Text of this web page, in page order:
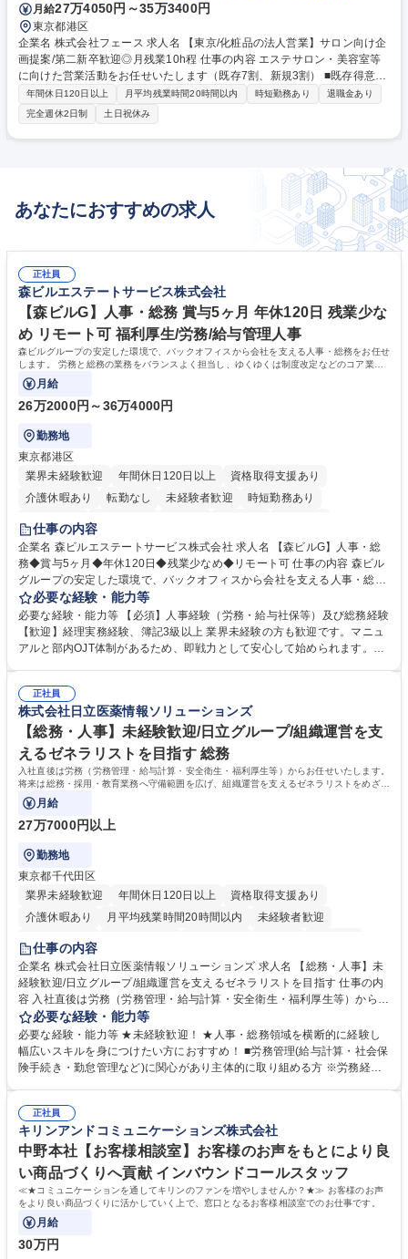
月給27万4050円～35万3400円
東京都港区
企業名 株式会社フェース 求人名 【東京/化粧品の法人営業】サロン向け企
画提案/第二新卒歓迎◎月残業10h程 仕事の内容 エステサロン・美容室等
に向けた営業活動をお任せいたします（既存7割、新規3割） ■既存得意先
の営業/管理：商談、イベント開催、スタッフ教育等の提案 ■新規得意先の
開拓：営業先のリストアップ、DM送付、商談 ＼安定した環境で長く働き
たい方におすすめ／ ■営業未経験からスタート可能：美容業界でのご経験
を武器に、営業という新しいキャリアにチャレンジできます。充実した研
均10時間以内：プライベートの時間も大切にできる環境 ■多くの社員が産
休育休を取得：家庭と両立しながらキャリア形成が可能 募集職種 【東京/
化粧品の法人営業】サロン向け企画提案/第二新卒歓迎◎月残業10h程
年間休日120日以上 月平均残業時間20時間以内 時短勤務あり
退職金あり
完全週休2日制
土日祝休み
あなたにおすすめの求人
正社員
森ビルエステートサービス株式会社
【森ビルG】人事・総務 賞与5ヶ月 年休120日 残業少な
め リモート可 福利厚生/労務/給与管理人事
森ビルグループの安定した環境で、バックオフィスから会社を支える人事・総務をお任せ
します。 労務と総務の業務をバランスよく担当し、ゆくゆくは制度改定などのコア業務
にも挑戦できる、やりがいある環境です。
月給
26万2000円～36万4000円
勤務地
東京都港区
業界未経験歓迎
年間休日120日以上
資格取得支援あり
介護休暇あり
転勤なし 未経験者歓迎
時短勤務あり
経験者歓迎
完全週休2日制
交通費支給 長期歓迎 駅近5分以内 土日祝休み
仕事の内容
企業名 森ビルエステートサービス株式会社 求人名 【森ビルG】人事・総
務◆賞与5ヶ月◆年休120日◆残業少なめ◆リモート可 仕事の内容 森ビル
グループの安定した環境で、バックオフィスから会社を支える人事・総務
をお任せします。 労務と総務の業務をバランスよく担当し、ゆくゆくは制
度改定などのコア業務にも挑戦できる、やりがいある環境です。 ■勤怠管
理、給与計算、社会保険手続き、年末調整等の労務管理全般 ■入退社手続
き、社内規定の改定や人事制度改定などのコア業務 ■社内イベントの企画
でも質問・相談できる環境が整っているため、安心して成長できます。 募
集職種 【森ビルG】人事・総務◆賞与5ヶ月◆年休120日◆残業少なめ◆
リモート可
必要な経験・能力等
必要な経験・能力等 【必須】人事経験（労務・給与社保等）及び総務経験
【歓迎】経理実務経験、簿記3級以上 業界未経験の方も歓迎です。マニュ
アルと部内OJT体制があるため、即戦力として安心して始められます。
務に挑戦できるため、自身の成長と組織への貢献度をダイレクトに実感で
きます。 残業少なめ、週1日リモート可など、ワークライフバランスを保
ち長期活躍できる環境です。 「これまでの幅広い経験を活かし、長期的な
キャリアを築きたい」という前向きな意欲と挑戦を全力で応援します。 学
歴・資格 学歴：大学院 大学 高専 短大 専修学校 高校 語学力： 資格：日商
簿記検定1級 日商簿記検定2級 日商簿記検定3級
正社員
株式会社日立医薬情報ソリューションズ
【総務・人事】未経験歓迎/日立グループ/組織運営を支
えるゼネラリストを目指す 総務
入社直後は労務（労務管理・給与計算・安全衛生・福利厚生等）からお任せいたします。
将来は総務・採用・教育業務へ守備範囲を広げ、組織運営を支えるゼネラリストをめざせ
ます。
月給
27万7000円以上
勤務地
東京都千代田区
業界未経験歓迎
年間休日120日以上
資格取得支援あり
介護休暇あり
月平均残業時間20時間以内
未経験者歓迎
住宅手当あり
育休あり
完全週休2日制 交通費支給 土日祝休み 寮・社宅あり
仕事の内容
企業名 株式会社日立医薬情報ソリューションズ 求人名 【総務・人事】未
経験歓迎/日立グループ/組織運営を支えるゼネラリストを目指す 仕事の内
容 入社直後は労務（労務管理・給与計算・安全衛生・福利厚生等）からお
任せいたします。将来は総務・採用・教育業務へ守備範囲を広げ、組織運
営を支えるゼネラリストをめざせます。 ・初期業務：労働時間管理、給与
計算、社会保険対応、福利厚生管理、安全衛生、健康経営推進等をお任せ
します。ご経験に応じて、休職者管理など、幅広く経験を積んでいただき
幅広く経験を積みたい意欲がある方に最適な環境です。 募集職種 【総
務・人事】未経験歓迎/日立グループ/組織運営を支えるゼネラリストを目
指す
必要な経験・能力等
必要な経験・能力等 ★未経験歓迎！ ★人事・総務領域を横断的に経験し
幅広いスキルを身につけたい方におすすめ！ ■労務管理(給与計算・社会保
険手続き・勤怠管理など)に関心があり主体的に取り組める方 ※労務経験
のご経験 ■労務管理（給与計算・社会保険手続き・勤怠管理など）の経験
■衛生管理者の資格をお持ちの方 学歴・資格 学歴：大学院 大学 高専 短大
専修学校 高校 語学力： 資格：
正社員
キリンアンドコミュニケーションズ株式会社
中野本社【お客様相談室】お客様のお声をもとにより良
い商品づくりへ貢献 インバウンドコールスタッフ
≪★コミュニケーションを通してキリンのファンを増やしませんか？★≫ お客様のお声
をより良い商品づくりに活かしていく上で、窓口となるお客様相談室でのお仕事です。
月給
30万円